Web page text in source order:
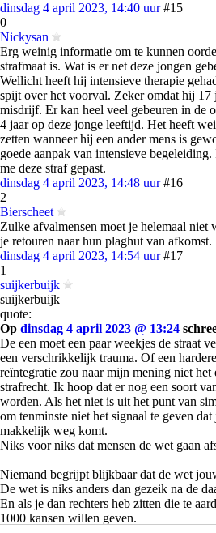
dinsdag 4 april 2023, 14:40 uur #15
0
Nickysan
Erg weinig informatie om te kunnen
strafmaat is. Wat is er net deze jongen
Wellicht heeft hij intensieve therapie
spijt over het voorval. Zeker omdat hij 17
misdrijf. Er kan heel veel gebeuren in de
4 jaar op deze jonge leeftijd. Het heeft
zetten wanneer hij een ander mens is
goede aanpak van intensieve
me deze straf gepast.
dinsdag 4 april 2023, 14:48 uur #16
2
Bierscheet
Zulke afvalmensen moet je helemaal niet
je retouren naar hun plaghut van afkomst.
dinsdag 4 april 2023, 14:54 uur #17
1
suijkerbuijk
suijkerbuijk
quote:
Op dinsdag 4 april 2023 @ 13:24
De een moet een paar weekjes de straat
een verschrikkelijk trauma. Of een
reïntegratie zou naar mijn mening niet
strafrecht. Ik hoop dat er nog een soort
worden. Als het niet is uit het punt van
om tenminste niet het signaal te geven
makkelijk weg komt.
Niks voor niks dat mensen de wet gaan
Niemand begrijpt blijkbaar dat de wet
De wet is niks anders dan gezeik na de
En als je dan rechters heb zitten die te
1000 kansen willen geven.